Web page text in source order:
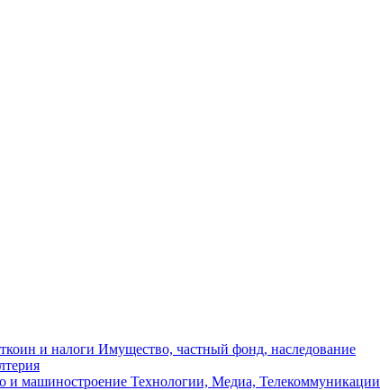
и налоги Имущество, частный фонд, наследование
и машиностроение Технологии, Медиа, Телекоммуникации